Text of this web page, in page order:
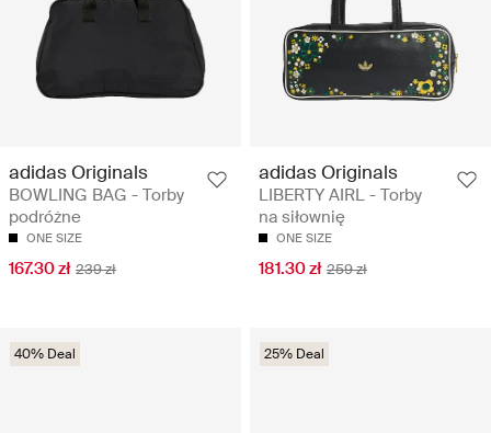
adidas Originals
BOWLING BAG - Torby
podróżne
ONE SIZE
167.30 zł 239 zł
adidas Originals
LIBERTY AIRL - Torby
na siłownię
ONE SIZE
181.30 zł 259 zł
40% Deal 25% Deal